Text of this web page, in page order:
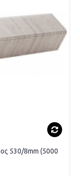
530/8mm (5000